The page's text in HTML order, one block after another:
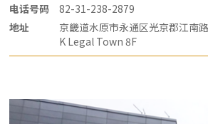
电话号码
82-31-238-2879
地址
京畿道水原市永通区光京郡江南
K Legal Town 8F